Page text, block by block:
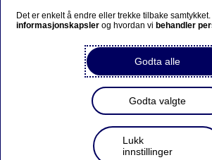
Det er enkelt å endre eller trekke tilbake
informasjonskapsler og hvordan vi behandler
Godta alle
Godta valgte
Lukk
innstillinger